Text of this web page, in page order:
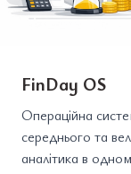
FinDay OS
Операційна
середнього та
аналітика в